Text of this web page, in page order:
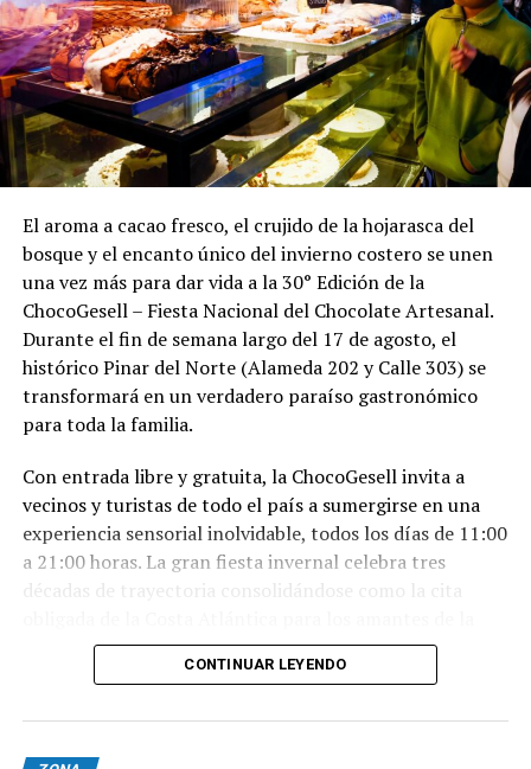
El aroma a cacao fresco, el crujido de la hojarasca del
bosque y el encanto único del invierno costero se unen
una vez más para dar vida a la 30° Edición de la
ChocoGesell – Fiesta Nacional del Chocolate Artesanal.
Durante el fin de semana largo del 17 de agosto, el
histórico Pinar del Norte (Alameda 202 y Calle 303) se
transformará en un verdadero paraíso gastronómico
para toda la familia.
Con entrada libre y gratuita, la ChocoGesell invita a
vecinos y turistas de todo el país a sumergirse en una
experiencia sensorial inolvidable, todos los días de 11:00
a 21:00 horas. La gran fiesta invernal celebra tres
décadas de trayectoria consolidándose como la cita
buena repostería, el paisaje natural y la tradición
geselina.
Sabores, espectáculos y naturaleza en un solo lugar
Nacida en 1996, la fiesta reúne este año al talento de los
CONTINUAR LEYENDO